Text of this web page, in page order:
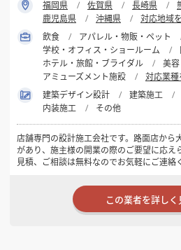
福岡県 佐賀県 長崎県
鹿児島県
沖縄県
対応地域
飲食
アパレル・物販・ペット
学校・オフィス・ショールーム
ホテル・旅館・ブライダル
美
アミューズメント施設
対応業
建築デザイン設計
建築施工
内装施工
その他
店舗専門の設計施工会社です。路面店から
があり、施主様の開業の際のご要望に応え
見積、ご相談は無料なのでお気軽にご連絡
この業者を詳しく